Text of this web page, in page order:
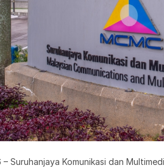
Suruhanjaya Komunikasi dan